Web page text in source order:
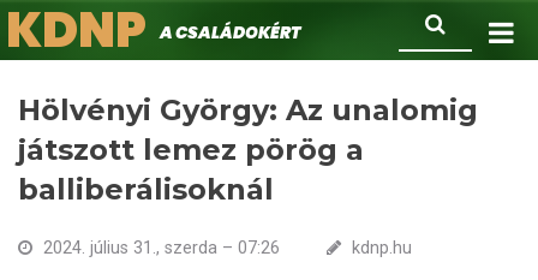
Ugrás
a
Keresés
KDNPA családokért.
Hölvényi György: Az unalomig
játszott lemez pörög a
balliberálisoknál
2024. július 31., szerda – 07:26 kdnp.hu